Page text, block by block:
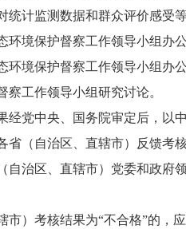
统计监测数据和群众评价感受
环境保护督察工作领导小组
环境保护督察工作领导小组
工作领导小组研究讨论。
经党中央、国务院审定后，
省（自治区、直辖市）反馈考
治区、直辖市）党委和政府
）考核结果为“不合格”的，